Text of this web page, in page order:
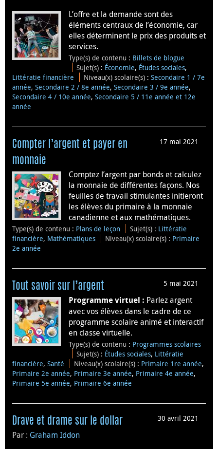
L’offre et la demande sont des
éléments centraux de l’économie, car
elles déterminent le prix des produits et
services.
Type(s) de contenu : Billets de blogue
Sujet(s) : Économie, Études sociales,
Littératie financière
Niveau(x) scolaire(s) :Secondaire 1 / 7e
année, Secondaire 2 / 8e année, Secondaire 3 / 9e année,
Secondaire 4 / 10e année, Secondaire 5 / 11e année et 12e
année
17 mai 2021
Compter l’argent et payer en
monnaie
Comptez l’argent par bonds et calculez
la monnaie de différentes façons. Nos
feuilles de travail stimulantes initieront
les élèves du primaire à la monnaie
canadienne et aux mathématiques.
Type(s) de contenu : Plans de leçon Sujet(s) : Littératie
financière, Mathématiques Niveau(x) scolaire(s) : Primaire
2e année
5 mai 2021
Tout savoir sur l’argent
Programme virtuel : Parlez argent
avec vos élèves dans le cadre de ce
programme scolaire animé et interactif
en classe virtuelle.
Type(s) de contenu : Programmes scolaires
Sujet(s) : Études sociales, Littératie
financière, Santé Niveau(x) scolaire(s) : Primaire 1re année,
Primaire 2e année, Primaire 3e année, Primaire 4e année,
Primaire 5e année, Primaire 6e année
30 avril 2021
Drave et drame sur le dollar
Par : Graham Iddon